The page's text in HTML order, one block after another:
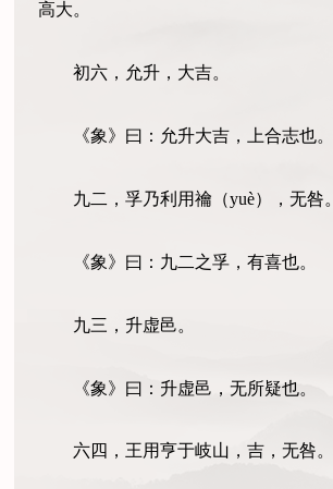
高大。
初六，允升，大吉。
《象》曰：允升大吉，上合志也。
九二，孚乃利用禴（yuè），无咎。
《象》曰：九二之孚，有喜也。
九三，升虚邑。
《象》曰：升虚邑，无所疑也。
六四，王用亨于岐山，吉，无咎。